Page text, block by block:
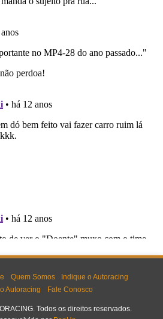
Quem Somos
Indique o Autoracing
Autoracing
Fale Conosco
Todos os direitos reservados.